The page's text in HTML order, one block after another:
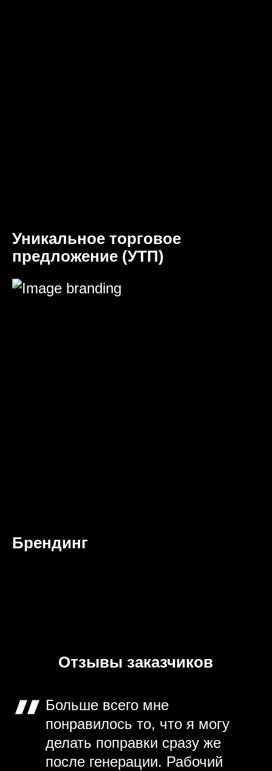
Уникальное торговое
предложение (УТП)
Брендинг
Отзывы заказчиков
Больше всего мне
понравилось то, что я могу
делать поправки сразу же
после генерации. Рабочий